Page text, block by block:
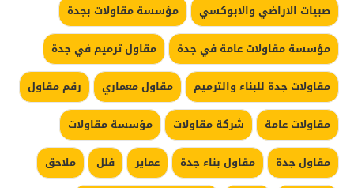
صبيات الاراضي والابوكسي
مؤسسة مقاولات بجدة
مؤسسة مقاولات عامة في جدة
مقاول ترميم في جدة
مقاولات جدة للبناء والترميم
مقاول معماري
رقم مقاول
مقاولات عامة
شركة مقاولات
مؤسسة مقاولات
مقاول جدة
مقاول بناء جدة عماير فلل
ملاحق